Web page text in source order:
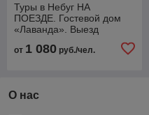
Туры в Небуг НА
ПОЕЗДЕ. Гостевой дом
«Лаванда». Выезд
ГОМЕЛЬ
от 1 080 руб./чел.
О нас